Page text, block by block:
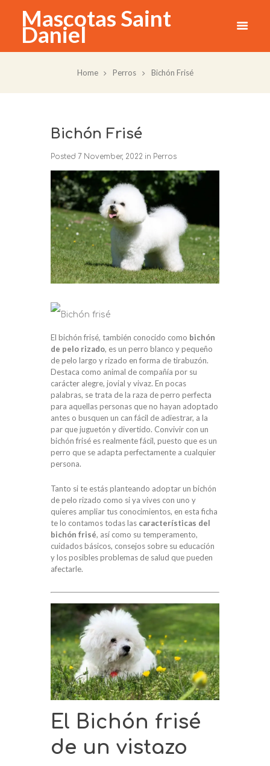
Mascotas Saint
Daniel
Home Perros Bichón Frisé
Bichón Frisé
Posted 7 November, 2022 in Perros
El bichón frisé, también conocido como bichón
de pelo rizado, es un perro blanco y pequeño
de pelo largo y rizado en forma de tirabuzón.
Destaca como animal de compañía por su
carácter alegre, jovial y vivaz. En pocas
palabras, se trata de la raza de perro perfecta
para aquellas personas que no hayan adoptado
antes o busquen un can fácil de adiestrar, a la
par que juguetón y divertido. Convivir con un
bichón frisé es realmente fácil, puesto que es un
perro que se adapta perfectamente a cualquier
persona.
Tanto si te estás planteando adoptar un bichón
de pelo rizado como si ya vives con uno y
quieres ampliar tus conocimientos, en esta ficha
te lo contamos todas las características del
bichón frisé, así como su temperamento,
cuidados básicos, consejos sobre su educación
y los posibles problemas de salud que pueden
afectarle.
El Bichón frisé
de un vistazo